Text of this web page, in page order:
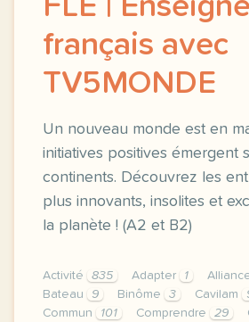
FLE |
français avec
TV5MONDE
Un nouveau monde est en
initiatives positives émergent
continents. Découvrez les
plus innovants, insolites et
la planète ! (A2 et B2)
Activité 835 Adapter 1
Bateau
9 Binôme 3 Cavilam
Commun
101 Comprendre 29